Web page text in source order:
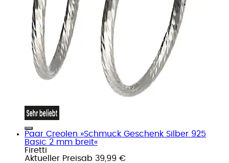
Paar Creolen »Schmuck Geschenk Silber 925
Basic 2 mm breit«
Firetti
Aktueller Preisab 39,99 €